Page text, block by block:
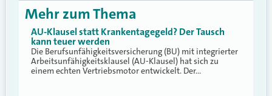
Mehr zum Thema
AU-Klausel statt Krankentagegeld? Der Tausch
kann teuer werden
Die Berufsunfähigkeitsversicherung (BU) mit integrierter
Arbeitsunfähigkeitsklausel (AU-Klausel) hat sich zu
einem echten Vertriebsmotor entwickelt. Der…